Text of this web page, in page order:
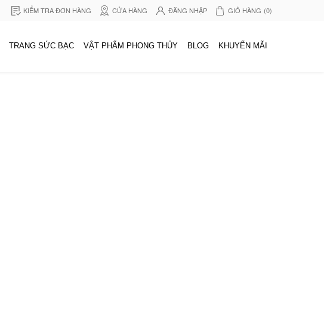
KIỂM TRA ĐƠN HÀNG CỬA HÀNG ĐĂNG NHẬP GIỎ HÀNG (0)
TRANG SỨC BẠC VẬT PHẨM PHONG THỦY BLOG KHUYẾN MÃI